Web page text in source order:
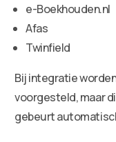
e-Boekhouden.nl
Afas
Twinfield
Bij integratie
voorgesteld, maar
gebeurt